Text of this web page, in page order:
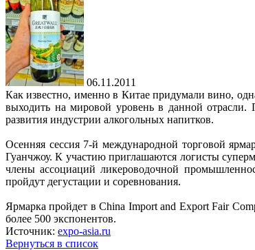
06.11.2011
Как известно, именно в Китае придумали вино,
выходить на мировой уровень в данной отрасли.
развития индустрии алкогольных напитков.
Осенняя сессия 7-й международной торговой
Гуанчжоу. К участию приглашаются логисты
члены ассоциаций ликероводочной
пройдут дегустации и соревнования.
Ярмарка пройдет в China Import and Export Fair
более 500 экспонентов.
Источник: expo-asia.ru
Вернуться в список